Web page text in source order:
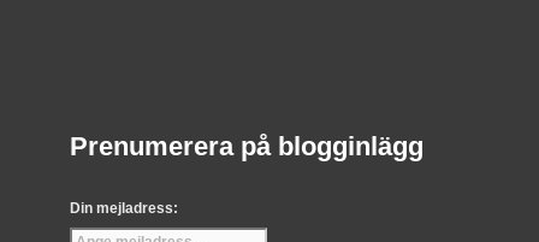
Prenumerera på blogginlägg
Din mejladress: